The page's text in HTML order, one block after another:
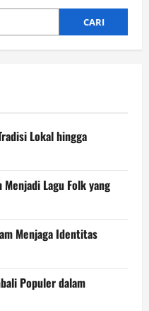
CARI
Lokal hingga
Lagu Folk yang
Menjaga Identitas
Populer dalam